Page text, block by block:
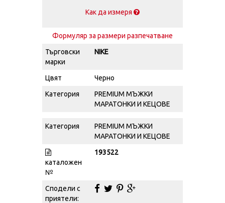
Как да измеря
Формуляр за размери разпечатване
Търговски
марки
NIKE
Цвят
Черно
Категория
PREMIUM МЪЖКИ
МАРАТОНКИ И КЕЦОВЕ
Категория
PREMIUM МЪЖКИ
МАРАТОНКИ И КЕЦОВЕ
каталожен
№
193522
Сподели с
приятели: